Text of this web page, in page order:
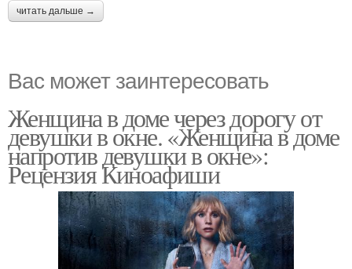
читать дальше →
Вас может заинтересовать
Женщина в доме через дорогу от
девушки в окне. «Женщина в доме
напротив девушки в окне»:
Рецензия Киноафиши